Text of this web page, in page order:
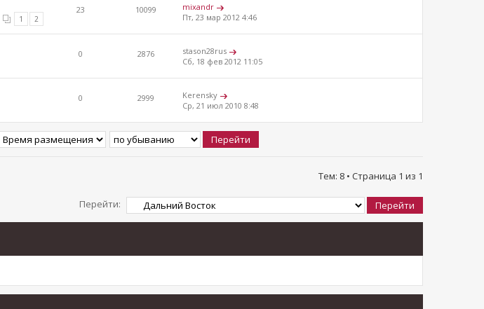
1 2
23 10099
mixandr
Пт, 23 мар 2012 4:46
0 2876
stason28rus
Сб, 18 фев 2012 11:05
0 2999
Kerensky
Ср, 21 июл 2010 8:48
Тем: 8 • Страница 1 из 1
Перейти: